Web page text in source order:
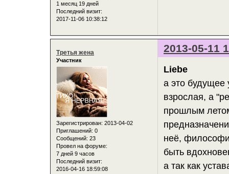
1 месяц 19 дней
Последний визит:
2017-11-06 10:38:12
2013-05-11
Третья жена
Участник
Зарегистрирован: 2013-04-02
Приглашений: 0
Сообщений: 23
Провел на форуме:
7 дней 9 часов
Последний визит:
2016-04-16 18:59:08
Liebe
а это будущее
взрослая, а
прошлым
неё,
быть
а так как